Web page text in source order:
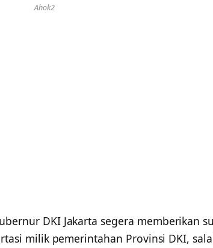
Ahok2
DKI Jakarta segera memberikan
milik pemerintahan Provinsi DKI,